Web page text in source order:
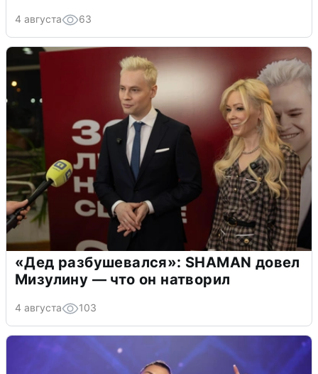
4 августа 63
«Дед разбушевался»: SHAMAN довел
Мизулину — что он натворил
4 августа 103